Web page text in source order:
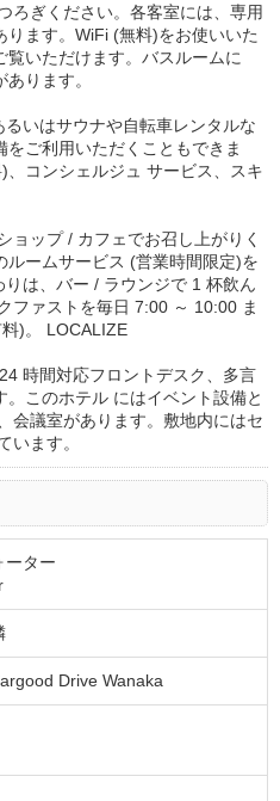
ろぎください。各客室には、専用
ます。WiFi (無料)をお使いいた
いただけます。バスルームに
ります。
いはサウナや自転車レンタルな
ご利用いただくこともできま
コンシェルジュ サービス、スキ
ョップ / カフェでお召し上がりく
ームサービス (営業時間限定)を
は、バー / ラウンジで 1 杯飲ん
ファストを毎日 7:00 ～ 10:00 ま
)。 LOCALIZE
時間対応フロントデスク、多言
このホテル にはイベント設備と
会議室があります。敷地内にはセ
います。
ーター
Drive Wanaka